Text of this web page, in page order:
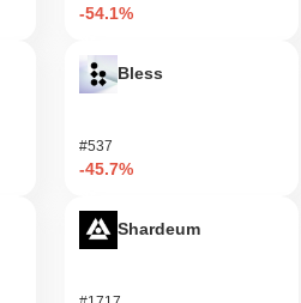
-54.1%
Bless
#537
-45.7%
Shardeum